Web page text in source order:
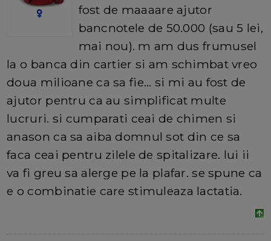
fost de maaaare ajutor
bancnotele de 50.000 (sau 5 lei,
mai nou). m am dus frumusel
la o banca din cartier si am schimbat vreo
doua milioane ca sa fie... si mi au fost de
ajutor pentru ca au simplificat multe
lucruri. si cumparati ceai de chimen si
anason ca sa aiba domnul sot din ce sa
faca ceai pentru zilele de spitalizare. lui ii
va fi greu sa alerge pe la plafar. se spune ca
e o combinatie care stimuleaza lactatia.